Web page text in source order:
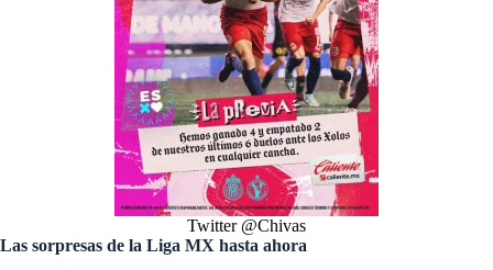
Twitter @Chivas
Las sorpresas de la Liga MX hasta ahora